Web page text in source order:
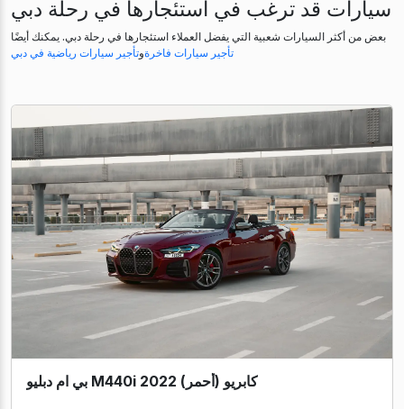
سيارات قد ترغب في استئجارها في رحلة دبي
بعض من أكثر السيارات شعبية التي يفضل العملاء استئجارها في رحلة دبي. يمكنك أيضًا
تأجير سيارات فاخرةوتأجير سيارات رياضية في دبي
بي ام دبليو M440i كابريو (أحمر) 2022